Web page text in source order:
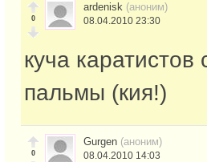
0
ardenisk (аноним)
08.04.2010 23:30
куча
пальмы (кия!)
0
Gurgen (аноним)
08.04.2010 14:03